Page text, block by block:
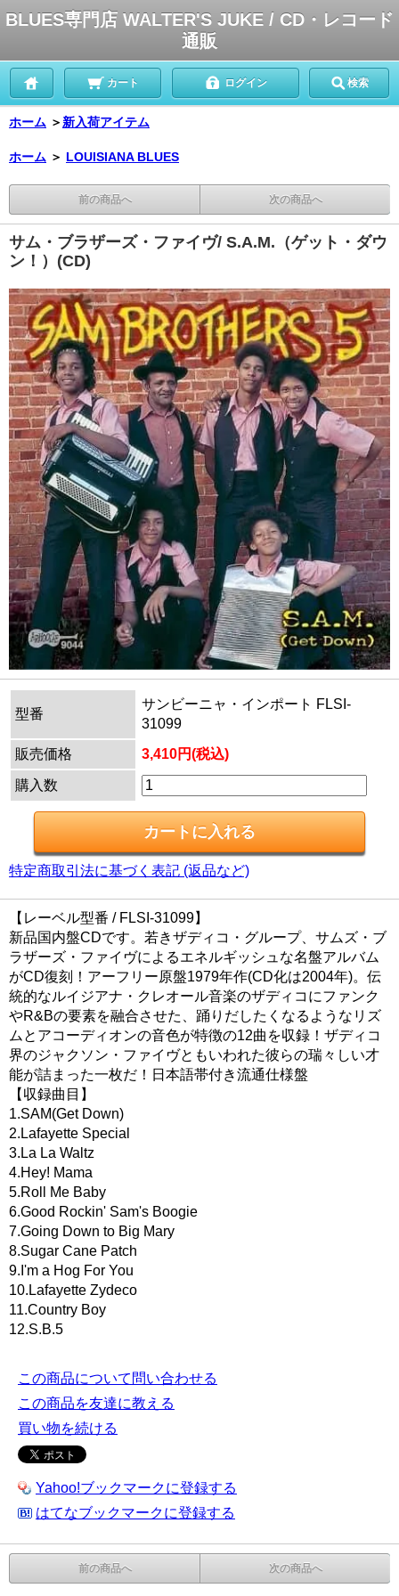
BLUES専門店 WALTER'S JUKE / CD・レコード
通販
カート ログイン 検索
ホーム ＞ 新入荷アイテム
ホーム ＞ LOUISIANA BLUES
前の商品へ 次の商品へ
サム・ブラザーズ・ファイヴ/ S.A.M.（ゲット・ダウ
ン！）(CD)
型番
サンビーニャ・インポート FLSI-
31099
販売価格
3,410円(税込)
購入数
特定商取引法に基づく表記 (返品など)
【レーベル型番 / FLSI-31099】
新品国内盤CDです。若きザディコ・グループ、サムズ・ブ
ラザーズ・ファイヴによるエネルギッシュな名盤アルバム
がCD復刻！アーフリー原盤1979年作(CD化は2004年)。伝
統的なルイジアナ・クレオール音楽のザディコにファンク
やR&Bの要素を融合させた、踊りだしたくなるようなリズ
ムとアコーディオンの音色が特徴の12曲を収録！ザディコ
界のジャクソン・ファイヴともいわれた彼らの瑞々しい才
能が詰まった一枚だ！日本語帯付き流通仕様盤
【収録曲目】
1.SAM(Get Down)
2.Lafayette Special
3.La La Waltz
4.Hey! Mama
5.Roll Me Baby
6.Good Rockin' Sam's Boogie
7.Going Down to Big Mary
8.Sugar Cane Patch
9.I'm a Hog For You
10.Lafayette Zydeco
11.Country Boy
12.S.B.5
この商品について問い合わせる
この商品を友達に教える
買い物を続ける
Yahoo!ブックマークに登録する
はてなブックマークに登録する
前の商品へ 次の商品へ